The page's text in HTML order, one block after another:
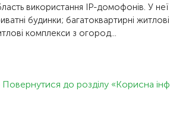
використання IP-домофонів. У неї
будинки; багатоквартирні
комплекси з огород...
Повернутися до розділу «Корисна